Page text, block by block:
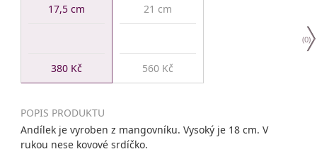
17,5 cm
380 Kč
21 cm
560 Kč
(0)
POPIS PRODUKTU
Andílek je vyroben z mangovníku. Vysoký je 18 cm. V
rukou nese kovové srdíčko.